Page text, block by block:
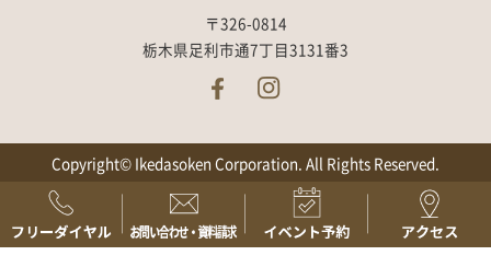
〒326-0814
栃木県足利市通7丁目3131番3
Copyright© Ikedasoken Corporation. All Rights Reserved.